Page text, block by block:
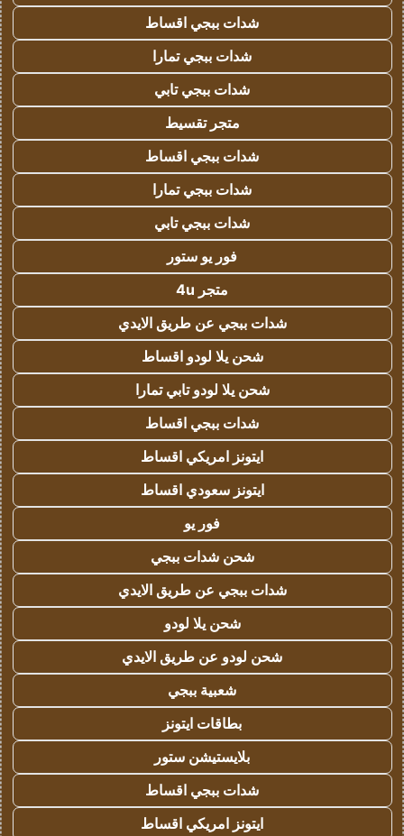
شدات ببجي اقساط
شدات ببجي تمارا
شدات ببجي تابي
متجر تقسيط
شدات ببجي اقساط
شدات ببجي تمارا
شدات ببجي تابي
فور يو ستور
متجر 4u
شدات ببجي عن طريق الايدي
شحن يلا لودو اقساط
شحن يلا لودو تابي تمارا
شدات ببجي اقساط
ايتونز امريكي اقساط
ايتونز سعودي اقساط
فور يو
شحن شدات ببجي
شدات ببجي عن طريق الايدي
شحن يلا لودو
شحن لودو عن طريق الايدي
شعبية ببجي
بطاقات ايتونز
بلايستيشن ستور
شدات ببجي اقساط
ايتونز امريكي اقساط